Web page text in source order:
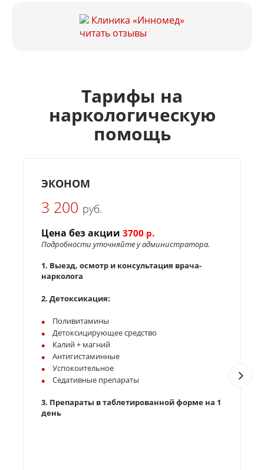
Клиника «Инномед»
читать отзывы
Тарифы на
наркологическую
помощь
ЭКОНОМ
3 200 руб.
Цена без акции 3700 р.
Подробности уточняйте у администратора.
1. Выезд, осмотр и консультация врача-
нарколога
2. Детоксикация:
Поливитамины
Детоксицирующее средство
Калий + магний
Антигистаминные
Успокоительное
Седативные препараты
3. Препараты в таблетированной форме на 1
день